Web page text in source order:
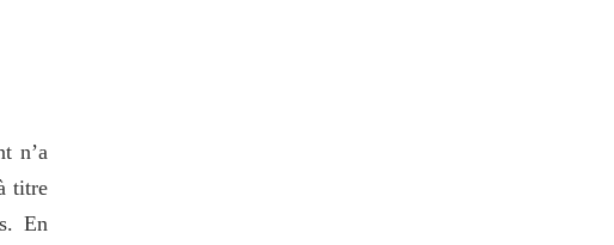
n’a
titre
En